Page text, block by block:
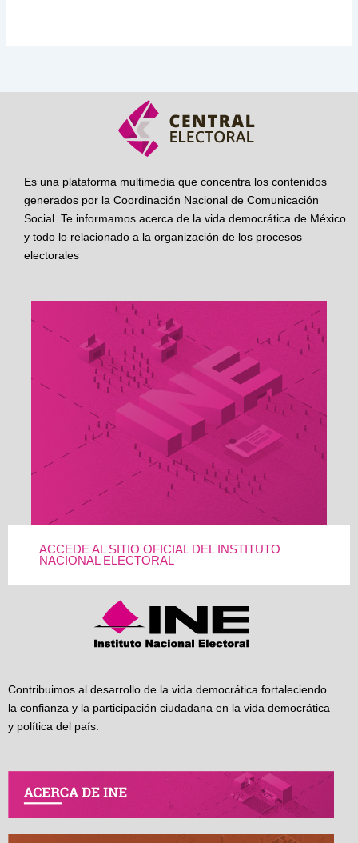
Es una plataforma multimedia que concentra los contenidos
generados por la Coordinación Nacional de Comunicación
Social. Te informamos acerca de la vida democrática de México
y todo lo relacionado a la organización de los procesos
electorales
ACCEDE AL SITIO OFICIAL DEL INSTITUTO
NACIONAL ELECTORAL
Contribuimos al desarrollo de la vida democrática fortaleciendo
la confianza y la participación ciudadana en la vida democrática
y política del país.